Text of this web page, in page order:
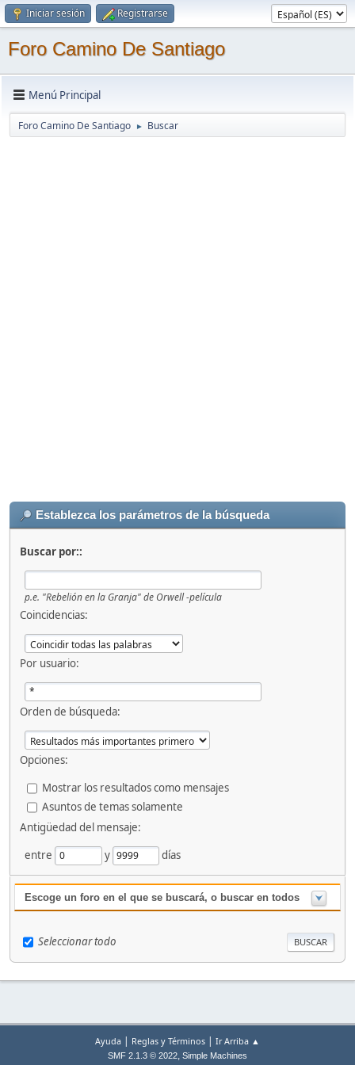
Iniciar sesión Registrarse
Foro Camino De Santiago
Menú Principal
Foro Camino De Santiago ► Buscar
Establezca los parámetros de la búsqueda
Buscar por::
p.e. "Rebelión en la Granja" de Orwell -película
Coincidencias:
Por usuario:
Orden de búsqueda:
Opciones:
Mostrar los resultados como mensajes
Asuntos de temas solamente
Antigüedad del mensaje:
entre
y días
Escoge un foro en el que se buscará, o buscar en todos
Seleccionar todo
Ayuda | Reglas y Términos | Ir Arriba ▲
SMF 2.1.3 © 2022, Simple Machines